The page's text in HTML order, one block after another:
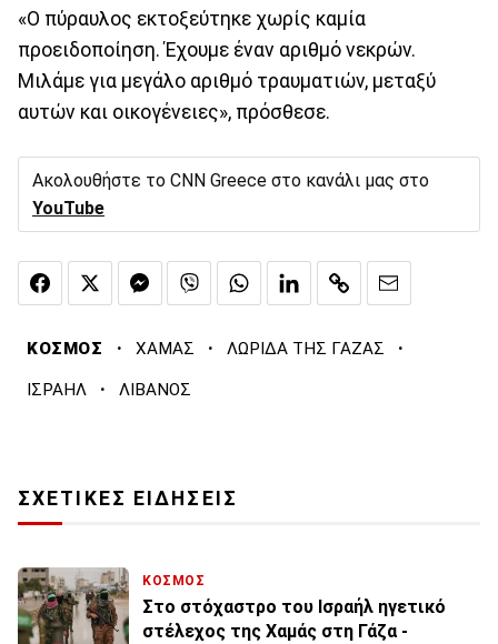
«Ο πύραυλος εκτοξεύτηκε χωρίς καμία
προειδοποίηση. Έχουμε έναν αριθμό νεκρών.
Μιλάμε για μεγάλο αριθμό τραυματιών, μεταξύ
αυτών και οικογένειες», πρόσθεσε.
Ακολουθήστε το CNN Greece στο κανάλι μας στο
YouTube
ΚΟΣΜΟΣ · ΧΑΜΑΣ · ΛΩΡΙΔΑ ΤΗΣ ΓΑΖΑΣ ·
ΙΣΡΑΗΛ · ΛΙΒΑΝΟΣ
ΣΧΕΤΙΚΕΣ ΕΙΔΗΣΕΙΣ
ΚΟΣΜΟΣ
Στο στόχαστρο του Ισραήλ ηγετικό
στέλεχος της Χαμάς στη Γάζα -